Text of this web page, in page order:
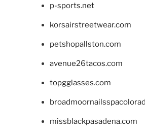
p-sports.net
korsairstreetwear.com
petshopallston.com
avenue26tacos.com
topgglasses.com
missblackpasadena.com